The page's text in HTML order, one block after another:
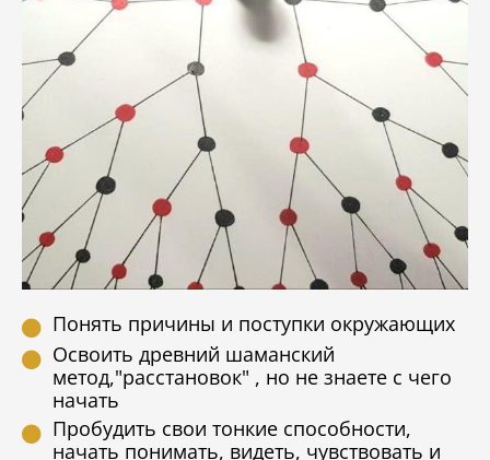
Понять причины и поступки окружающих
Освоить древний шаманский
метод,"расстановок" , но не знаете с чего
начать
Пробудить свои тонкие способности,
начать понимать, видеть, чувствовать и